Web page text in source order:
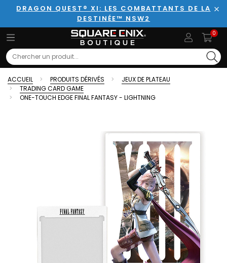
DRAGON QUEST® XI: LES COMBATTANTS DE LA
DESTINÉE™ NSW2
0
Search
ACCUEIL PRODUITS DÉRIVÉS
JEUX DE PLATEAU
TRADING CARD GAME
ONE-TOUCH EDGE FINAL FANTASY - LIGHTNING